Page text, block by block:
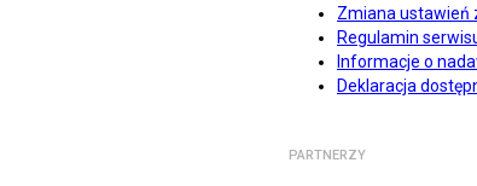
Zmiana ustawień
Regulamin
Informacje o
Deklaracja
PARTNERZY